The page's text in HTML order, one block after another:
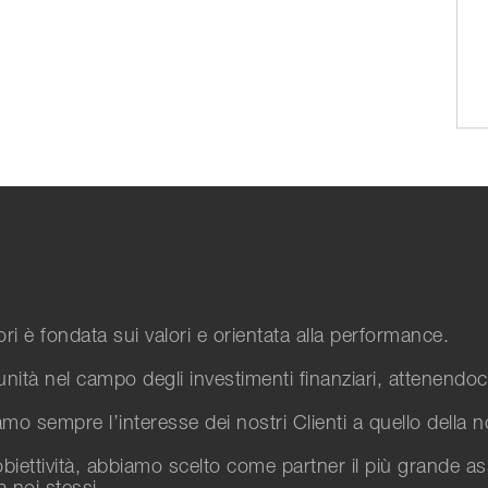
è fondata sui valori e orientata alla performance.
nel campo degli investimenti finanziari,
sempre l’interesse dei nostri Clienti a quello della
abbiamo scelto come partner il più grande